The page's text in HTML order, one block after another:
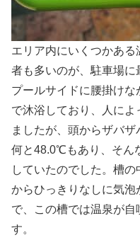
エリア内にいくつかあ
者も多いのが、駐車場
プールサイドに腰掛け
で沐浴しており、人に
ましたが、頭からザバ
何と48.0℃もあり、そん
していたのでした。槽
からひっきりなしに気
で、この槽では温泉が自
す。